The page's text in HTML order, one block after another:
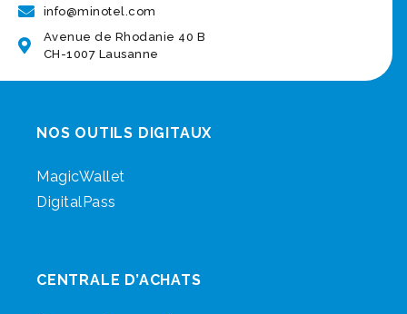
info@minotel.com
Avenue de Rhodanie 40 B
CH-1007 Lausanne
NOS OUTILS DIGITAUX
MagicWallet
DigitalPass
CENTRALE D’ACHATS